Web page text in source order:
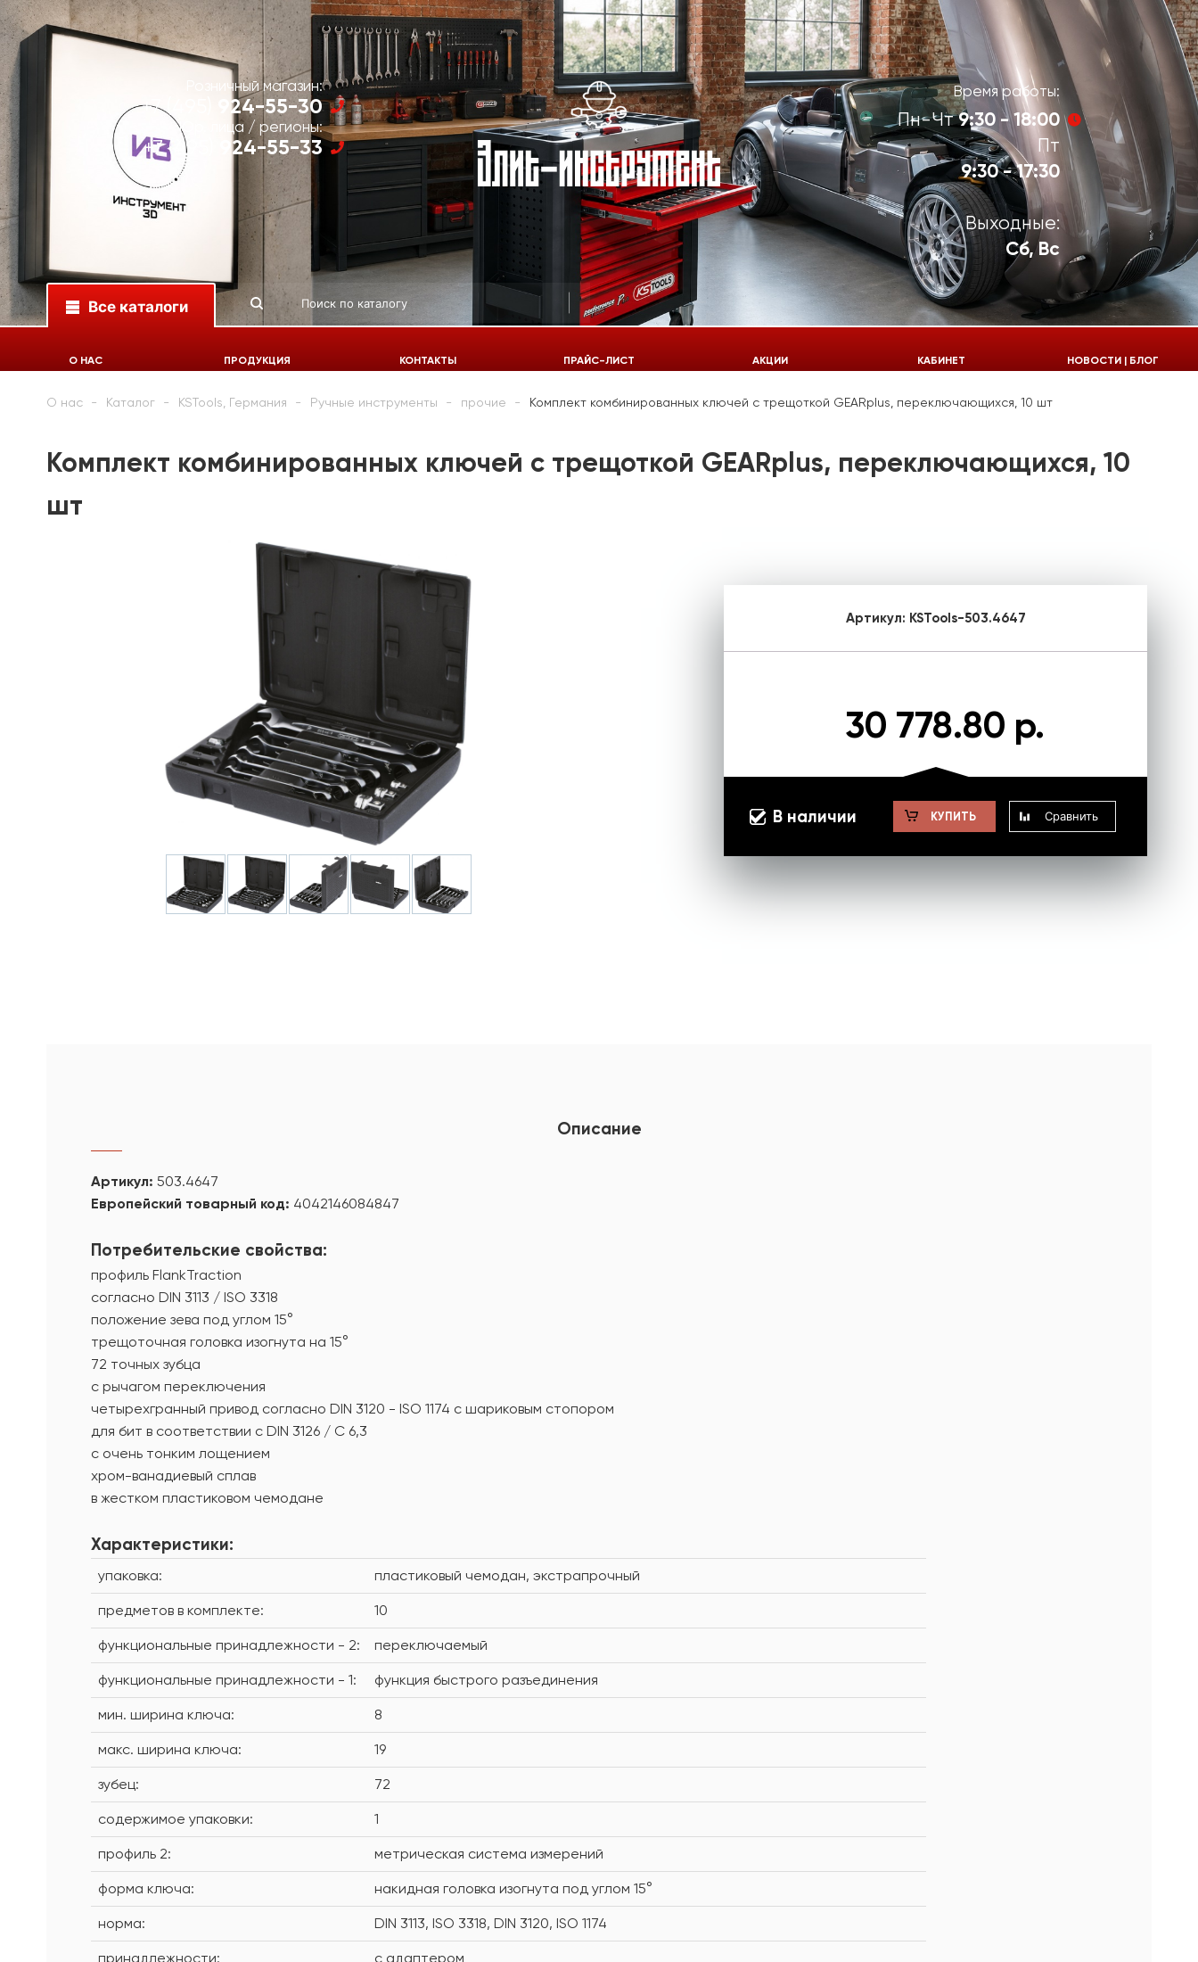
Розничный магазин:
+7 (495) 924-55-30
Юр. лица / регионы:
+7 (495) 924-55-33
Время работы:
Пн-Чт9:30 - 18:00
Пт
9:30 - 17:30
Выходные:
Сб, Вс
Все каталоги
924-55-33
О НАС ПРОДУКЦИЯ КОНТАКТЫ ПРАЙС-ЛИСТ АКЦИИ КАБИНЕТ НОВОСТИ | БЛОГ
О нас Каталог KSTools, Германия Ручные инструменты прочие Комплект комбинированных ключей с трещоткой GEARplus, переключающихся, 10 шт
Комплект комбинированных ключей с трещоткой GEARplus, переключающихся, 10
шт
Артикул: KSTools-503.4647
30 778.80 р.
В наличии КУПИТЬ Сравнить
Описание
Артикул: 503.4647
Европейский товарный код: 4042146084847
Потребительские свойства:
профиль FlankTraction
согласно DIN 3113 / ISO 3318
положение зева под углом 15°
трещоточная головка изогнута на 15°
72 точных зубца
с рычагом переключения
четырехгранный привод согласно DIN 3120 - ISO 1174 с шариковым стопором
для бит в соответствии с DIN 3126 / C 6,3
с очень тонким лощением
хром-ванадиевый сплав
в жестком пластиковом чемодане
Характеристики:
упаковка: пластиковый чемодан, экстрапрочный
предметов в комплекте: 10
функциональные принадлежности - 2: переключаемый
функциональные принадлежности - 1: функция быстрого разъединения
мин. ширина ключа: 8
макс. ширина ключа: 19
зубец: 72
содержимое упаковки: 1
профиль 2: метрическая система измерений
форма ключа: накидная головка изогнута под углом 15°
норма: DIN 3113, ISO 3318, DIN 3120, ISO 1174
принадлежности: с адаптером